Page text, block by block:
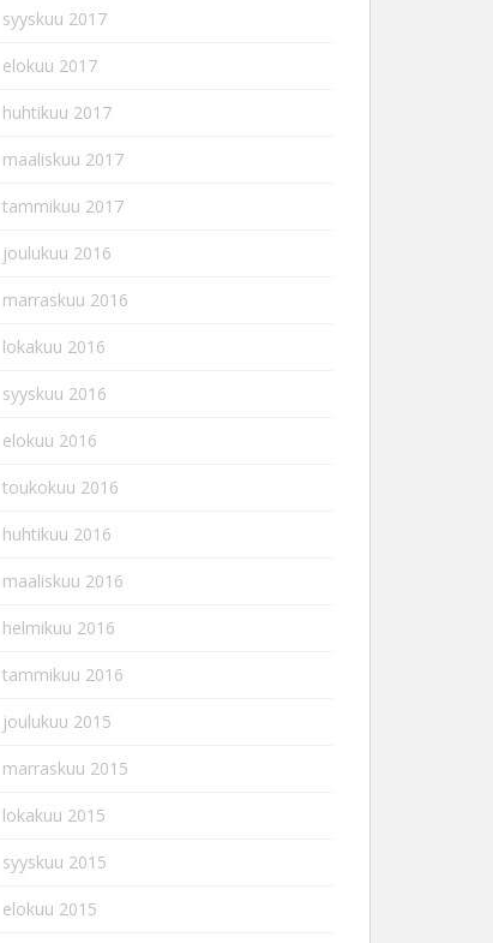
syyskuu 2017
elokuu 2017
huhtikuu 2017
maaliskuu 2017
tammikuu 2017
joulukuu 2016
marraskuu 2016
lokakuu 2016
syyskuu 2016
elokuu 2016
toukokuu 2016
huhtikuu 2016
maaliskuu 2016
helmikuu 2016
tammikuu 2016
joulukuu 2015
marraskuu 2015
lokakuu 2015
syyskuu 2015
elokuu 2015